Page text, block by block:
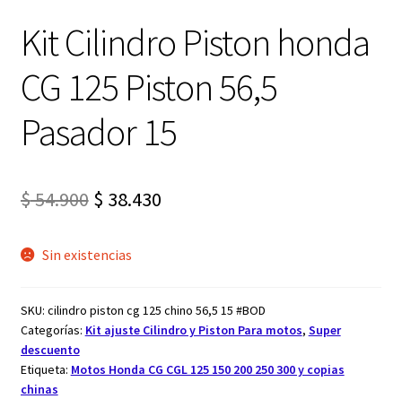
Kit Cilindro Piston honda
CG 125 Piston 56,5
Pasador 15
$54.900 El
original
$ 54.900.
$ 38.430El
$ 38.430.
Sin existencias
SKU: cilindro piston cg 125 chino 56,5 15 #BOD
Categorías: Kit ajuste Cilindro y Piston Para motos, Super
descuento
Etiqueta: Motos Honda CG CGL 125 150 200 250 300 y copias
chinas